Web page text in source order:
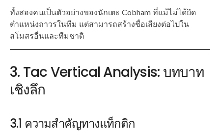
ทั้งสองคนเป็นตัวอย่างของนักเตะ Cobham ที่แม้ไม่ได้ยึด
ตำแหน่งถาวรในทีม แต่สามารถสร้างชื่อเสียงต่อไปใน
สโมสรอื่นและทีมชาติ
3. Tac Vertical Analysis: บทบาท
เชิงลึก
3.1 ความสำคัญทางแท็กติก